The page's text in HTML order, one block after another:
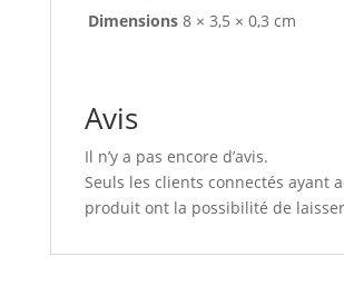
Dimensions 8 × 3,5 × 0,3 cm
Avis
Il n’y a pas encore d’avis.
Seuls les clients connectés ayant
produit ont la possibilité de